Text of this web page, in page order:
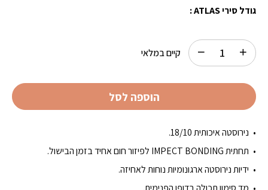
נירוסטה איכותית 18/10.
תחתית IMPECT BONDING לפיזור חום אחיד בזמן הבישול.
ידיות נירוסטה ארגונומיות נוחות לאחיזה.
גודל סירי ATLAS :
קיים במלאי
הוספה לסל